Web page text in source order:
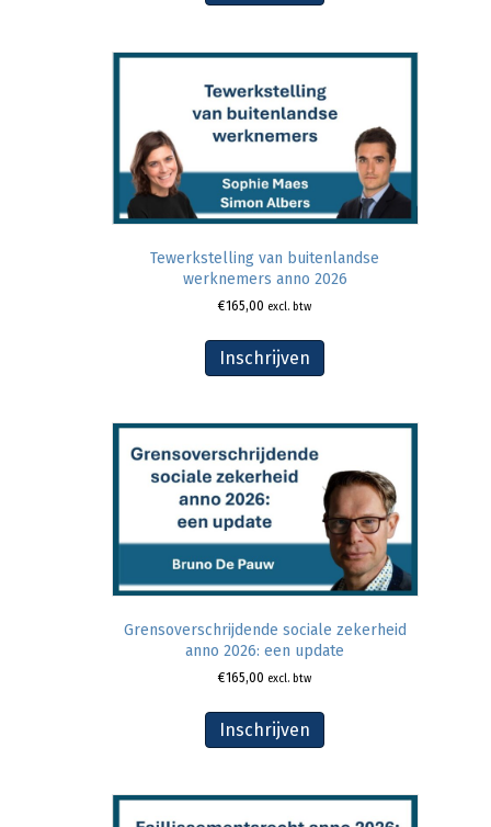
Tewerkstelling van buitenlandse
werknemers anno 2026
€165,00 excl. btw
Inschrijven
Grensoverschrijdende sociale zekerheid
anno 2026: een update
€165,00 excl. btw
Inschrijven